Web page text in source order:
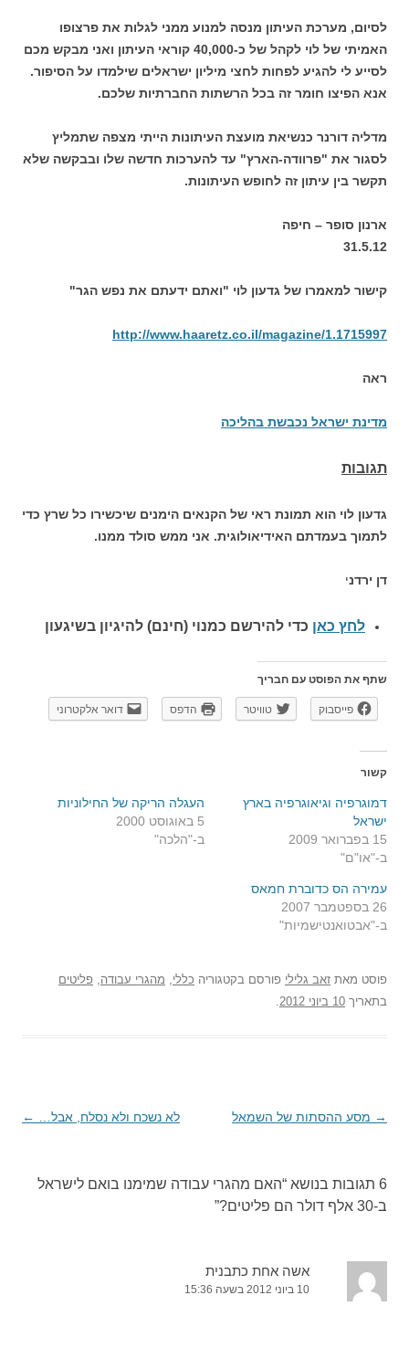
לסיום, מערכת העיתון מנסה למנוע ממני לגלות את פרצופו
האמיתי של לוי לקהל של כ-40,000 קוראי העיתון ואני מבקש מכם
לסייע לי להגיע לפחות לחצי מיליון ישראלים שילמדו על הסיפור.
אנא הפיצו חומר זה בכל הרשתות החברתיות שלכם.
מדליה דורנר כנשיאת מועצת העיתונות הייתי מצפה שתמליץ
לסגור את "פרוודה-הארץ" עד להערכות חדשה שלו ובבקשה שלא
תקשר בין עיתון זה לחופש העיתונות.
ארנון סופר – חיפה
31.5.12
קישור למאמרו של גדעון לוי "ואתם ידעתם את נפש הגר"
http://www.haaretz.co.il/magazine/1.1715997
ראה
מדינת ישראל נכבשת בהליכה
תגובות
גדעון לוי הוא תמונת ראי של הקנאים הימנים שיכשירו כל שרץ כדי
לתמוך בעמדתם האידיאולוגית. אני ממש סולד ממנו.
דן ירדני
לחץ כאן כדי להירשם כמנוי (חינם) להיגיון בשיגעון
שתף את הפוסט עם חבריך
פייסבוק טוויטר הדפס דואר אלקטרוני
קשור
דמוגרפיה וגיאוגרפיה בארץ
ישראל
15 בפברואר 2009
ב-"או"ם"
העגלה הריקה של החילוניות
5 באוגוסט 2000
ב-"הלכה"
עמירה הס כדוברת חמאס
26 בספטמבר 2007
ב-"אבטואנטישמיות"
פוסט מאת זאב גלילי פורסם בקטגוריה כללי מהגרי עבודה פליטים
בתאריך 10 ביוני 2012
ניווט
→ מסע ההסתות של השמאל לא נשכח ולא נסלח, אבל… ←
6 תגובות בנושא “
האם מהגרי עבודה שמימנו בואם לישראל
ב-30 אלף דולר הם פליטים?
”
אשה אחת כתבנית
10 ביוני 2012 בשעה 15:36